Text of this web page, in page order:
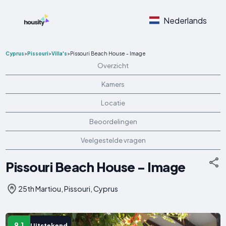
Nederlands
Cyprus>Pissouri>Villa's>Pissouri Beach House - Image
Overzicht
Kamers
Locatie
Beoordelingen
Veelgestelde vragen
Pissouri Beach House - Image
25th Martiou, Pissouri, Cyprus